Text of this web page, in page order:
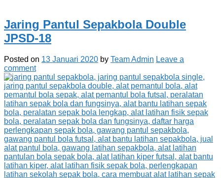
Jaring Pantul Sepakbola Double
JPSD-18
Posted on 13 Januari 2020 by Team Admin Leave a
comment